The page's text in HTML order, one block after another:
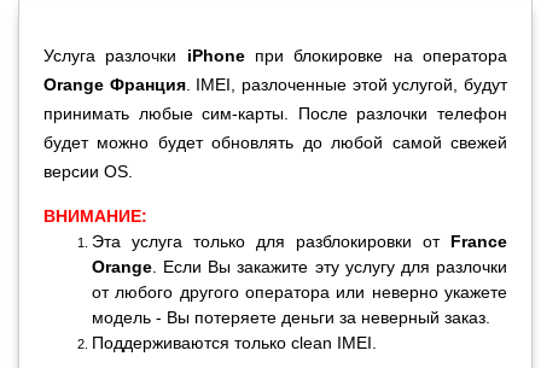
Услуга разлочки iPhone при блокировке на оператора
Orange Франция. IMEI, разлоченные этой услугой, будут
принимать любые сим-карты. После разлочки телефон
будет можно будет обновлять до любой самой свежей
версии OS.
ВНИМАНИЕ:
Эта услуга только для разблокировки от France
Orange . Если Вы закажите эту услугу для разлочки
от любого другого оператора или неверно укажете
модель - Вы потеряете деньги за неверный заказ.
Поддерживаются только clean IMEI.